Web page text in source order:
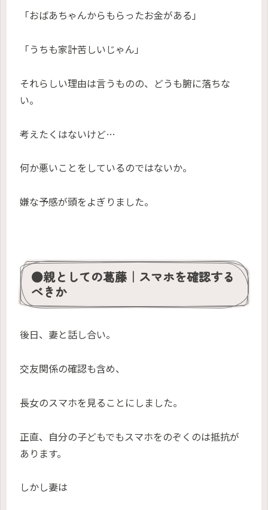
「おばあちゃんからもらったお金がある」
「うちも家計苦しいじゃん」
それらしい理由は言うものの、どうも腑に落ちな
い。
考えたくはないけど…
何か悪いことをしているのではないか。
嫌な予感が頭をよぎりました。
●親としての葛藤｜スマホを確認する
べきか
後日、妻と話し合い。
交友関係の確認も含め、
長女のスマホを見ることにしました。
正直、自分の子どもでもスマホをのぞくのは抵抗が
あります。
しかし妻は